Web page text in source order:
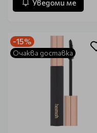
Уведоми ме
-15%
Очаква доставка